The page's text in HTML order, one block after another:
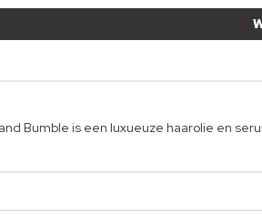
Bumble is een luxueuze haarolie en